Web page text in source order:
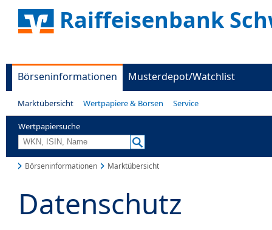
Raiffeisenbank
Börseninformationen Musterdepot/Watchlist
Marktübersicht Wertpapiere & Börsen Service
Wertpapiersuche
Börseninformationen Marktübersicht
Datenschutz